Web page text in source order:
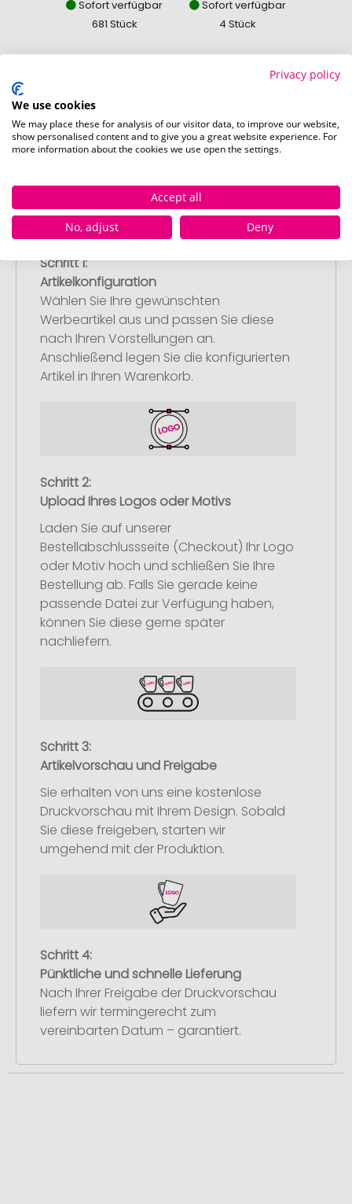
Sofort verfügbar
681 Stück
Sofort verfügbar
4 Stück
So einfach bestellen Sie Ihre Werbeartikel bei
Pinkcube
Schritt 1:
Artikelkonfiguration
Wählen Sie Ihre gewünschten
Werbeartikel aus und passen Sie diese
nach Ihren Vorstellungen an.
Anschließend legen Sie die konfigurierten
Artikel in Ihren Warenkorb.
Schritt 2:
Upload Ihres Logos oder Motivs
Laden Sie auf unserer
Bestellabschlussseite (Checkout) Ihr Logo
oder Motiv hoch und schließen Sie Ihre
Bestellung ab. Falls Sie gerade keine
passende Datei zur Verfügung haben,
können Sie diese gerne später
nachliefern.
Schritt 3:
Artikelvorschau und Freigabe
Sie erhalten von uns eine kostenlose
Druckvorschau mit Ihrem Design. Sobald
Sie diese freigeben, starten wir
umgehend mit der Produktion.
Schritt 4:
Pünktliche und schnelle Lieferung
Nach Ihrer Freigabe der Druckvorschau
liefern wir termingerecht zum
vereinbarten Datum – garantiert.
Privacy policy
We use cookies
We may place these for analysis of our visitor data, to improve our website,
show personalised content and to give you a great website experience. For
more information about the cookies we use open the settings.
Accept all
No, adjust
Deny